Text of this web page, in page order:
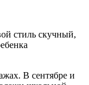
стиль скучный,
В сентябре и